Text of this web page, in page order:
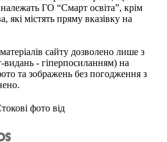
ГО “Смарт освіта”, крім
які містять пряму вказівку на
сайту дозволено лише з
видань - гіперпосиланням) на
та зображень без погодження з
фото від